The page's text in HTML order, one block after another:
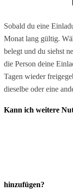
Sobald du eine
Monat lang gültig.
belegt und du siehst
die Person deine
Tagen wieder
dieselbe oder eine
Kann ich weitere
hinzufügen?